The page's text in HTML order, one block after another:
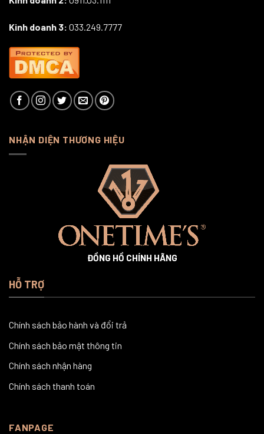
Kinh doanh 3: 033.249.7777
NHẬN DIỆN THƯƠNG HIỆU
ĐỒNG HỒ CHÍNH HÃNG
HỖ TRỢ
Chính sách bảo hành và đổi trả
Chính sách bảo mật thông tin
Chính sách nhận hàng
Chính sách thanh toán
FANPAGE